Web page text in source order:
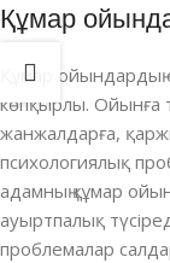
Құмар
Құмар
көпқырлы. Ойынға
жанжалдарға,
психологиялық
адамның құмар
ауыртпалық
проблемалар